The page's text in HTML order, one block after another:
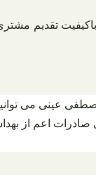
تقدیم
می توانید
اعم از